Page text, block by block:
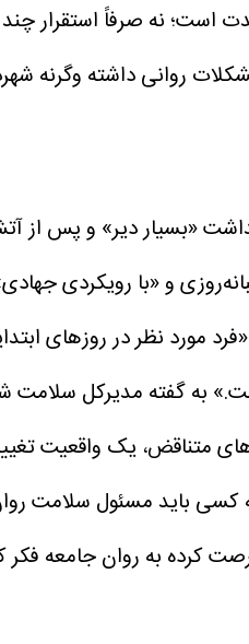
است؛ نه صرفاً استقرار
روانی داشته وگرنه
«بسیار دیر» و پس از
مورد نظر در روز‌های
به گفته مدیرکل سلامت
متناقض، یک واقعیت
کسی باید مسئول سلامت
کرده به روان جامعه فکر